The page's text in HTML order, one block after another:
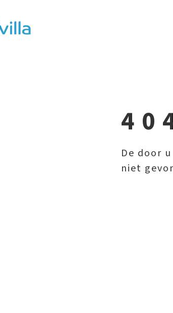
De door
niet